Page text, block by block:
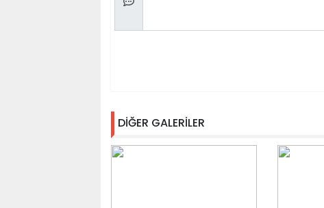
DİĞER GALERİLER